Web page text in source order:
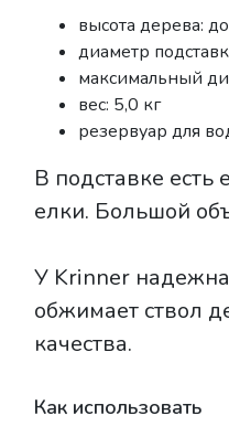
высота дерева:
диаметр
максимальный
вес: 5,0 кг
резервуар для
В подставке
елки. Большой
У Krinner
обжимает ствол
качества.
Как использовать